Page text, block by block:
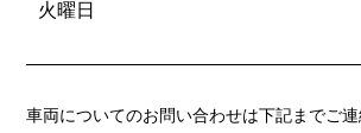
火曜日
車両についてのお問い合わせは下記までご連